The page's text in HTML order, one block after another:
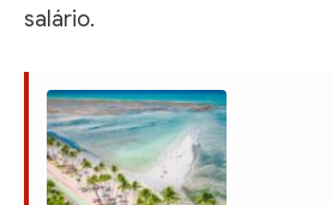
salário.